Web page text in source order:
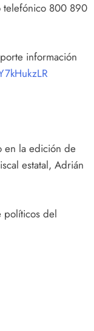
telefónico 800 890
información
en la edición de
estatal, Adrián
políticos del